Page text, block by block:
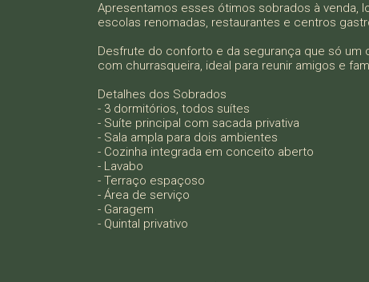
Apresentamos esses ótimos sobrados à venda,
escolas renomadas, restaurantes e centros
Desfrute do conforto e da segurança que só
com churrasqueira, ideal para reunir amigos e
Detalhes dos Sobrados
- 3 dormitórios, todos suítes
- Suíte principal com sacada privativa
- Sala ampla para dois ambientes
- Cozinha integrada em conceito aberto
- Lavabo
- Terraço espaçoso
- Área de serviço
- Garagem
- Quintal privativo